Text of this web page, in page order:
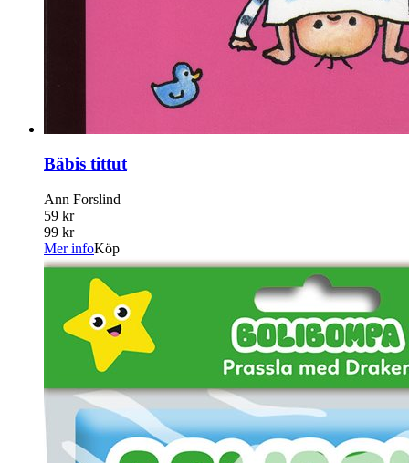
Bäbis tittut
Ann Forslind
59 kr
99 kr
Mer infoKöp